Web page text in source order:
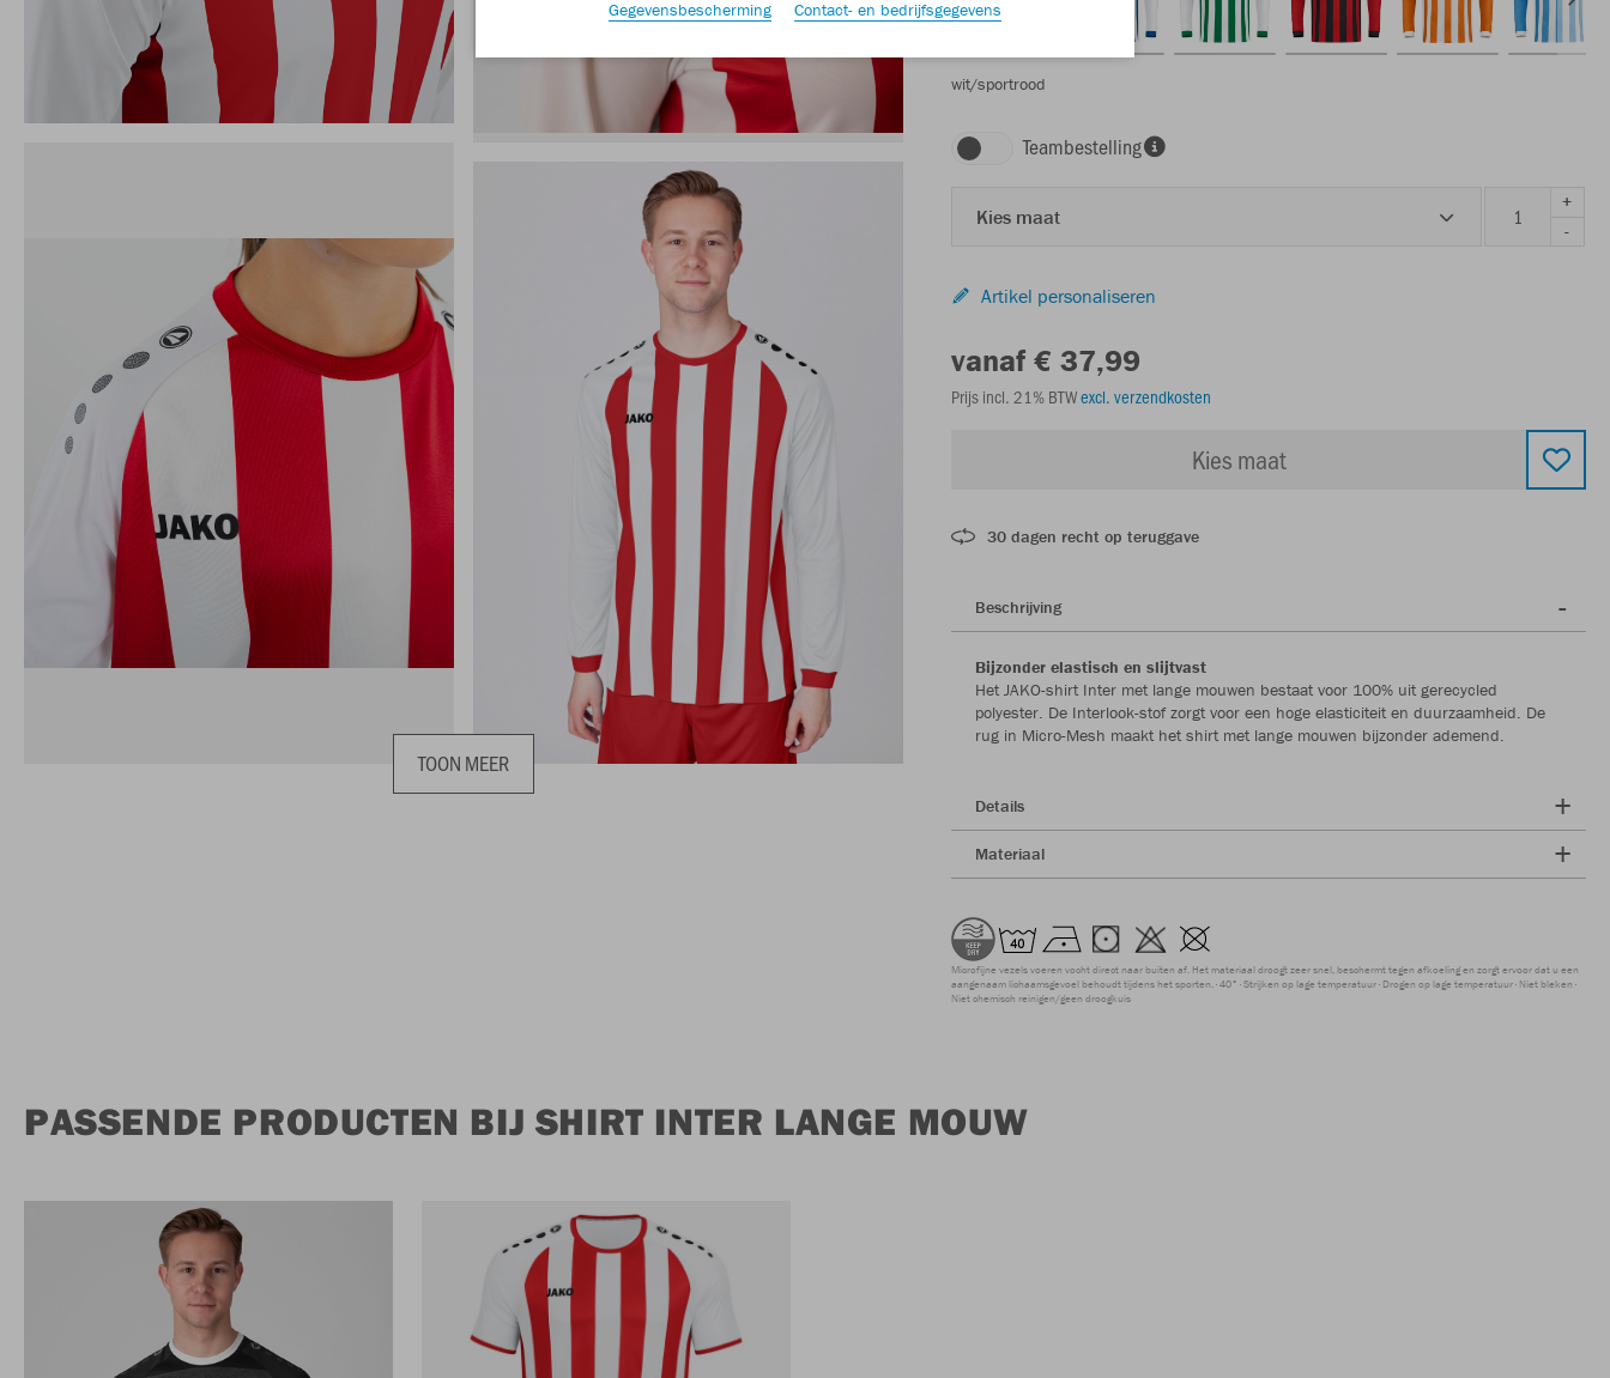
TOON MEER
wit/sportrood
Teambestelling
Kies maat
+
-
Artikel personaliseren
vanaf € 37,99
Prijs incl. 21% BTWexcl. verzendkosten
Kies maat
30 dagen recht op teruggave
Beschrijving
Bijzonder elastisch en slijtvast
Het JAKO-shirt Inter met lange mouwen bestaat voor 100% uit gerecycled
polyester. De Interlook-stof zorgt voor een hoge elasticiteit en duurzaamheid. De
rug in Micro-Mesh maakt het shirt met lange mouwen bijzonder ademend.
Details
Materiaal
Microfijne vezels voeren vocht direct naar buiten af. Het materiaal droogt zeer snel, beschermt tegen afkoeling en zorgt ervoor dat u een
aangenaam lichaamsgevoel behoudt tijdens het sporten. 40° Strijken op lage temperatuur Drogen op lage temperatuur Niet bleken
Niet chemisch reinigen/geen droogkuis
PASSENDE PRODUCTEN BIJ SHIRT INTER LANGE MOUW
Gegevensbescherming Contact- en bedrijfsgegevens